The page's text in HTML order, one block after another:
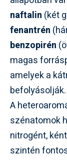
naftalin (két
fenantrén
benzopirén
magas
amelyek a
befolyásolják.
A
szénatomok
nitrogént,
szintén